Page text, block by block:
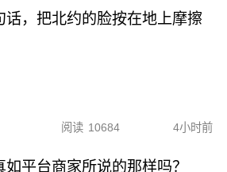
话，把北约的脸按在地上摩擦
阅读 10684 4小时前
平台商家所说的那样吗？